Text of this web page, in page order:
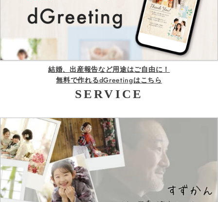
結婚、出産報告など用途はご自由に！
無料で作れるdGreetingはこちら
SERVICE